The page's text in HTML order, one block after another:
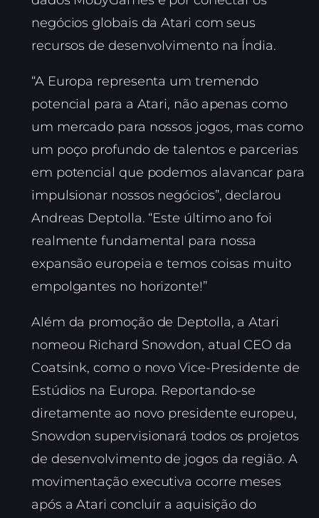
negócios globais da Atari com seus
recursos de desenvolvimento na Índia.
“A Europa representa um tremendo
potencial para a Atari, não apenas como
um mercado para nossos jogos, mas como
um poço profundo de talentos e parcerias
em potencial que podemos alavancar para
impulsionar nossos negócios”, declarou
Andreas Deptolla. “Este último ano foi
realmente fundamental para nossa
expansão europeia e temos coisas muito
empolgantes no horizonte!”
Além da promoção de Deptolla, a Atari
nomeou Richard Snowdon, atual CEO da
Coatsink, como o novo Vice-Presidente de
Estúdios na Europa. Reportando-se
diretamente ao novo presidente europeu,
Snowdon supervisionará todos os projetos
de desenvolvimento de jogos da região. A
movimentação executiva ocorre meses
após a Atari concluir a aquisição do